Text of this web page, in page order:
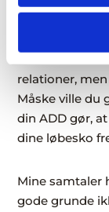
Måske
og pæn, men
relationer,
Måske ville du
din ADD gør,
dine løbesko
Mine samtaler
gode grunde